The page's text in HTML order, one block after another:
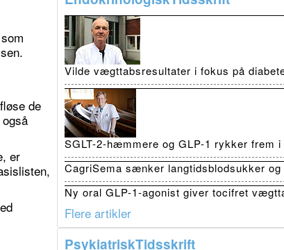
de
er
Vilde vægttabsresultater i fokus på
SGLT-2-hæmmere og GLP-1 rykker frem
CagriSema sænker langtidsblodsukker
Ny oral GLP-1-agonist giver tocifret
Flere artikler
PsykiatriskTidsskrift